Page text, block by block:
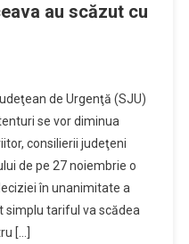
au scăzut cu
de Urgenţă (SJU)
se vor diminua
consilierii judeţeni
de pe 27 noiembrie o
în unanimitate a
simplu tariful va scădea
[…]